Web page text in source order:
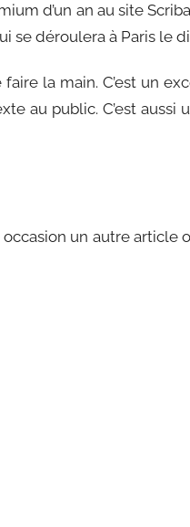
d’un an au site
se déroulera à Paris le
la main. C’est un
au public. C’est aussi
un autre article